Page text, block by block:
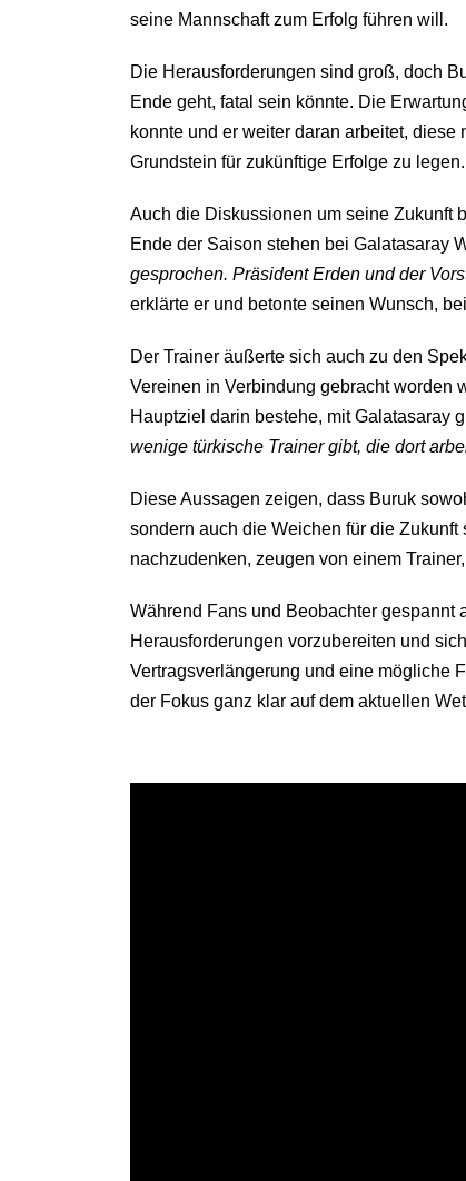
seine Mannschaft zum Erfolg führen will.
Die Herausforderungen sind groß, doch
Ende geht, fatal sein könnte. Die
konnte und er weiter daran arbeitet,
Grundstein für zukünftige Erfolge zu legen.
Auch die Diskussionen um seine Zukunft
Ende der Saison stehen bei Galatasaray
gesprochen. Präsident Erden und der
erklärte er und betonte seinen Wunsch,
Der Trainer äußerte sich auch zu den
Vereinen in Verbindung gebracht worden
Hauptziel darin bestehe, mit Galatasaray
wenige türkische Trainer gibt, die dort
Diese Aussagen zeigen, dass Buruk
sondern auch die Weichen für die
nachzudenken, zeugen von einem
Während Fans und Beobachter gespannt
Herausforderungen vorzubereiten und
Vertragsverlängerung und eine mögliche
der Fokus ganz klar auf dem aktuellen